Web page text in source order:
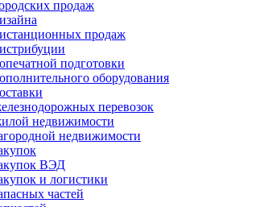
продаж
продаж
подготовки
оборудования
перевозок
недвижимости
недвижимости
ВЭД
и логистики
частей